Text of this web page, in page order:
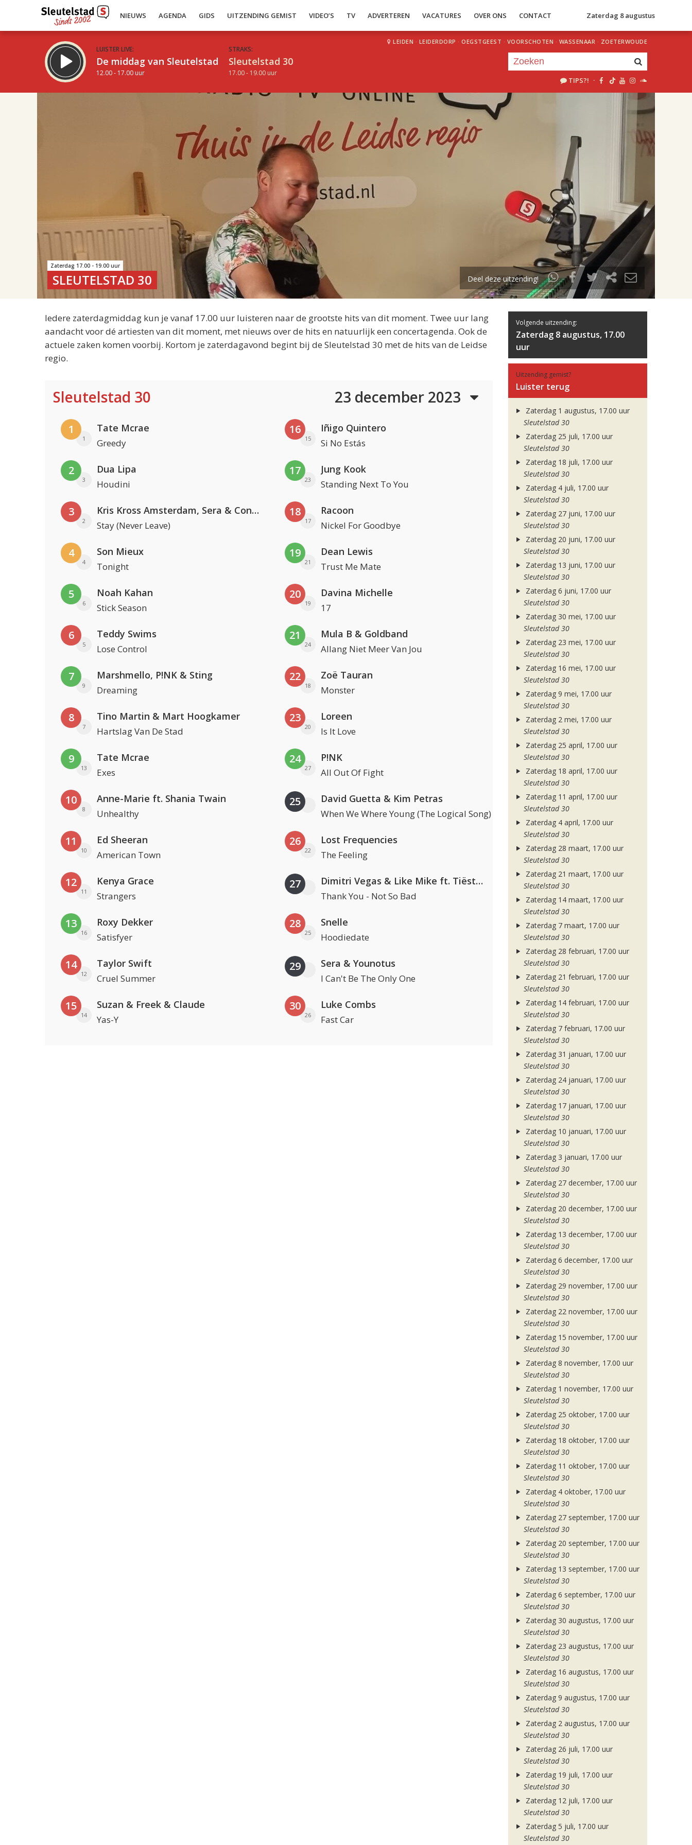
NIEUWS AGENDA GIDS UITZENDING GEMIST VIDEO’S TV ADVERTEREN VACATURES OVER ONS CONTACT Zaterdag 8 augustus
LUISTER LIVE:
De middag van Sleutelstad
12.00 - 17.00 uur
STRAKS:
Sleutelstad 30
17.00 - 19.00 uur
LEIDEN · LEIDERDORP · OEGSTGEEST · VOORSCHOTEN · WASSENAAR · ZOETERWOUDE
TIPS?! ·
uur 1 van 2
Volgend uur
Zaterdag 17.00 - 19.00 uur
SLEUTELSTAD 30 Deel deze uitzending!
Iedere zaterdagmiddag kun je vanaf 17.00 uur luisteren naar de grootste hits van dit moment. Twee uur lang
aandacht voor dé artiesten van dit moment, met nieuws over de hits en natuurlijk een concertagenda. Ook de
actuele zaken komen voorbij. Kortom je zaterdagavond begint bij de Sleutelstad 30 met de hits van de Leidse
regio.
Sleutelstad 30 23 december 2023
1
1
Tate Mcrae
Greedy
2
3
Dua Lipa
Houdini
3
2
Kris Kross Amsterdam, Sera & Conor Maynard
Stay (Never Leave)
4
4
Son Mieux
Tonight
5
6
Noah Kahan
Stick Season
6
5
Teddy Swims
Lose Control
7
9
Marshmello, P!NK & Sting
Dreaming
8
7
Tino Martin & Mart Hoogkamer
Hartslag Van De Stad
9
13
Tate Mcrae
Exes
10
8
Anne-Marie ft. Shania Twain
Unhealthy
11
10
Ed Sheeran
American Town
12
11
Kenya Grace
Strangers
13
16
Roxy Dekker
Satisfyer
14
12
Taylor Swift
Cruel Summer
15
14
Suzan & Freek & Claude
Yas-Y
16
15
Iñigo Quintero
Si No Estás
17
23
Jung Kook
Standing Next To You
18
17
Racoon
Nickel For Goodbye
19
21
Dean Lewis
Trust Me Mate
20
19
Davina Michelle
17
21
24
Mula B & Goldband
Allang Niet Meer Van Jou
22
18
Zoë Tauran
Monster
23
20
Loreen
Is It Love
24
27
P!NK
All Out Of Fight
25 David Guetta & Kim Petras
When We Where Young (The Logical Song)
26
22
Lost Frequencies
The Feeling
27 Dimitri Vegas & Like Mike ft. Tiësto, W&W & Dido
Thank You - Not So Bad
28
25
Snelle
Hoodiedate
29 Sera & Younotus
I Can't Be The Only One
30
26
Luke Combs
Fast Car
Volgende uitzending:
Zaterdag 8 augustus, 17.00
uur
Uitzending gemist?
Luister terug
Zaterdag 1 augustus, 17.00 uur
Sleutelstad 30
Zaterdag 25 juli, 17.00 uur
Sleutelstad 30
Zaterdag 18 juli, 17.00 uur
Sleutelstad 30
Zaterdag 4 juli, 17.00 uur
Sleutelstad 30
Zaterdag 27 juni, 17.00 uur
Sleutelstad 30
Zaterdag 20 juni, 17.00 uur
Sleutelstad 30
Zaterdag 13 juni, 17.00 uur
Sleutelstad 30
Zaterdag 6 juni, 17.00 uur
Sleutelstad 30
Zaterdag 30 mei, 17.00 uur
Sleutelstad 30
Zaterdag 23 mei, 17.00 uur
Sleutelstad 30
Zaterdag 16 mei, 17.00 uur
Sleutelstad 30
Zaterdag 9 mei, 17.00 uur
Sleutelstad 30
Zaterdag 2 mei, 17.00 uur
Sleutelstad 30
Zaterdag 25 april, 17.00 uur
Sleutelstad 30
Zaterdag 18 april, 17.00 uur
Sleutelstad 30
Zaterdag 11 april, 17.00 uur
Sleutelstad 30
Zaterdag 4 april, 17.00 uur
Sleutelstad 30
Zaterdag 28 maart, 17.00 uur
Sleutelstad 30
Zaterdag 21 maart, 17.00 uur
Sleutelstad 30
Zaterdag 14 maart, 17.00 uur
Sleutelstad 30
Zaterdag 7 maart, 17.00 uur
Sleutelstad 30
Zaterdag 28 februari, 17.00 uur
Sleutelstad 30
Zaterdag 21 februari, 17.00 uur
Sleutelstad 30
Zaterdag 14 februari, 17.00 uur
Sleutelstad 30
Zaterdag 7 februari, 17.00 uur
Sleutelstad 30
Zaterdag 31 januari, 17.00 uur
Sleutelstad 30
Zaterdag 24 januari, 17.00 uur
Sleutelstad 30
Zaterdag 17 januari, 17.00 uur
Sleutelstad 30
Zaterdag 10 januari, 17.00 uur
Sleutelstad 30
Zaterdag 3 januari, 17.00 uur
Sleutelstad 30
Zaterdag 27 december, 17.00 uur
Sleutelstad 30
Zaterdag 20 december, 17.00 uur
Sleutelstad 30
Zaterdag 13 december, 17.00 uur
Sleutelstad 30
Zaterdag 6 december, 17.00 uur
Sleutelstad 30
Zaterdag 29 november, 17.00 uur
Sleutelstad 30
Zaterdag 22 november, 17.00 uur
Sleutelstad 30
Zaterdag 15 november, 17.00 uur
Sleutelstad 30
Zaterdag 8 november, 17.00 uur
Sleutelstad 30
Zaterdag 1 november, 17.00 uur
Sleutelstad 30
Zaterdag 25 oktober, 17.00 uur
Sleutelstad 30
Zaterdag 18 oktober, 17.00 uur
Sleutelstad 30
Zaterdag 11 oktober, 17.00 uur
Sleutelstad 30
Zaterdag 4 oktober, 17.00 uur
Sleutelstad 30
Zaterdag 27 september, 17.00 uur
Sleutelstad 30
Zaterdag 20 september, 17.00 uur
Sleutelstad 30
Zaterdag 13 september, 17.00 uur
Sleutelstad 30
Zaterdag 6 september, 17.00 uur
Sleutelstad 30
Zaterdag 30 augustus, 17.00 uur
Sleutelstad 30
Zaterdag 23 augustus, 17.00 uur
Sleutelstad 30
Zaterdag 16 augustus, 17.00 uur
Sleutelstad 30
Zaterdag 9 augustus, 17.00 uur
Sleutelstad 30
Zaterdag 2 augustus, 17.00 uur
Sleutelstad 30
Zaterdag 26 juli, 17.00 uur
Sleutelstad 30
Zaterdag 19 juli, 17.00 uur
Sleutelstad 30
Zaterdag 12 juli, 17.00 uur
Sleutelstad 30
Zaterdag 5 juli, 17.00 uur
Sleutelstad 30